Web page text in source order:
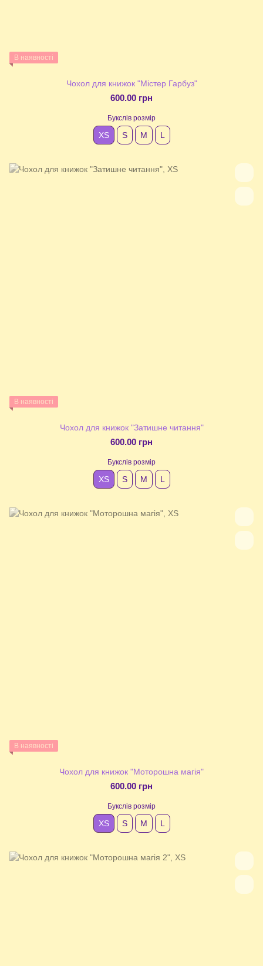
В наявності
Чохол для книжок "Містер Гарбуз"
600.00 грн
Букслів розмір
XS S М L
В наявності
Чохол для книжок "Затишне читання"
600.00 грн
Букслів розмір
XS S М L
В наявності
Чохол для книжок "Моторошна магія"
600.00 грн
Букслів розмір
XS S М L